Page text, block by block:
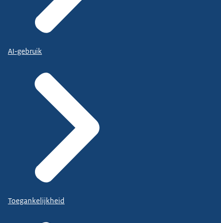
AI-gebruik
Toegankelijkheid